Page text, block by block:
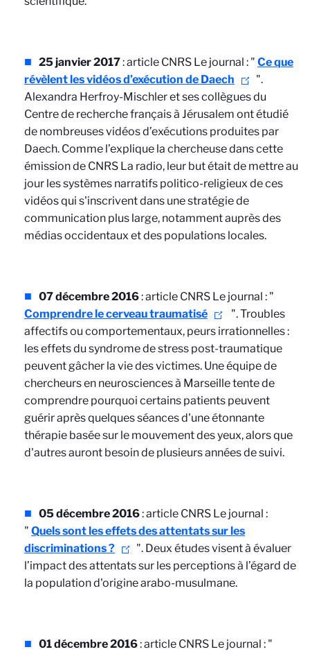
25 janvier 2017: article CNRS Le journal : " Ce que
révèlent les vidéos d’exécution de Daech
".
Alexandra Herfroy-Mischler et ses collègues du
Centre de recherche français à Jérusalem ont étudié
de nombreuses vidéos d’exécutions produites par
Daech. Comme l’explique la chercheuse dans cette
émission de CNRS La radio, leur but était de mettre au
jour les systèmes narratifs politico-religieux de ces
vidéos qui s'inscrivent dans une stratégie de
communication plus large, notamment auprès des
médias occidentaux et des populations locales.
07 décembre 2016: article CNRS Le journal : "
Comprendre le cerveau traumatisé
". Troubles
affectifs ou comportementaux, peurs irrationnelles :
les effets du syndrome de stress post-traumatique
peuvent gâcher la vie des victimes. Une équipe de
chercheurs en neurosciences à Marseille tente de
comprendre pourquoi certains patients peuvent
guérir après quelques séances d'une étonnante
thérapie basée sur le mouvement des yeux, alors que
d'autres auront besoin de plusieurs années de suivi.
05 décembre 2016: article CNRS Le journal :
" Quels sont les effets des attentats sur les
discriminations ?
". Deux études visent à évaluer
l’impact des attentats sur les perceptions à l’égard de
la population d'origine arabo-musulmane.
01 décembre 2016: article CNRS Le journal : "